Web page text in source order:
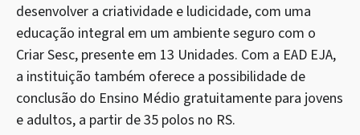
desenvolver a criatividade e ludicidade, com uma
educação integral em um ambiente seguro com o
Criar Sesc, presente em 13 Unidades. Com a EAD EJA,
a instituição também oferece a possibilidade de
conclusão do Ensino Médio gratuitamente para jovens
e adultos, a partir de 35 polos no RS.